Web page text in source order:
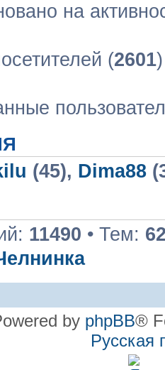
на
(2601
(45), Dima88
11490 • Тем:
by phpBB®
Русская